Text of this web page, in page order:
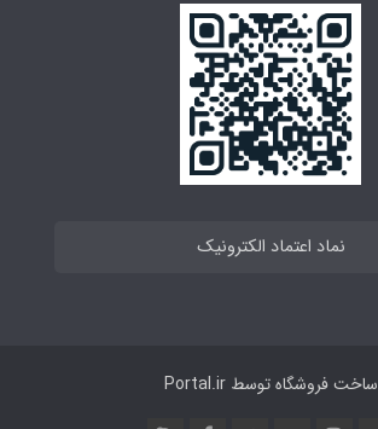
نماد اعتماد الکترونیک
ساخت فروشگاه توسطPortal.ir